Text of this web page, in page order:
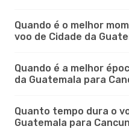
Quando é o melhor
voo de Cidade da
Quando é a melhor
da Guatemala para
Quanto tempo dura o
Guatemala para